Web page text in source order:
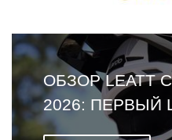
ОБЗОР LEATT
2026:
ВСТРОЕННОЙ